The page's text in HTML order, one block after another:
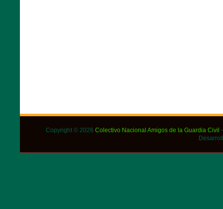
Copyright © 2026 Colectivo Nacional Amigos de la Guardia Civil